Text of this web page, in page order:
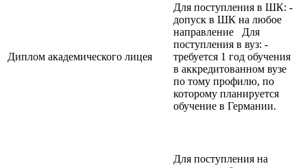
Диплом академического лицея
Для поступления в ШК: -
допуск в ШК на любое
направление Для
поступления в вуз: -
требуется 1 год обучения
в аккредитованном вузе
по тому профилю, по
которому планируется
обучение в Германии.
Для поступления на